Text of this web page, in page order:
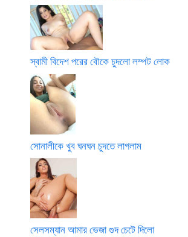
স্বামী বিদেশ পরের বৌকে চুদলো লম্পট লোক
সোনালীকে খুব ঘনঘন চুদতে লাগলাম
সেলসম্যান আমার ভেজা গুদ চেটে দিলো